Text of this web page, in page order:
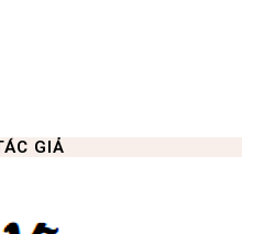
GIẢ